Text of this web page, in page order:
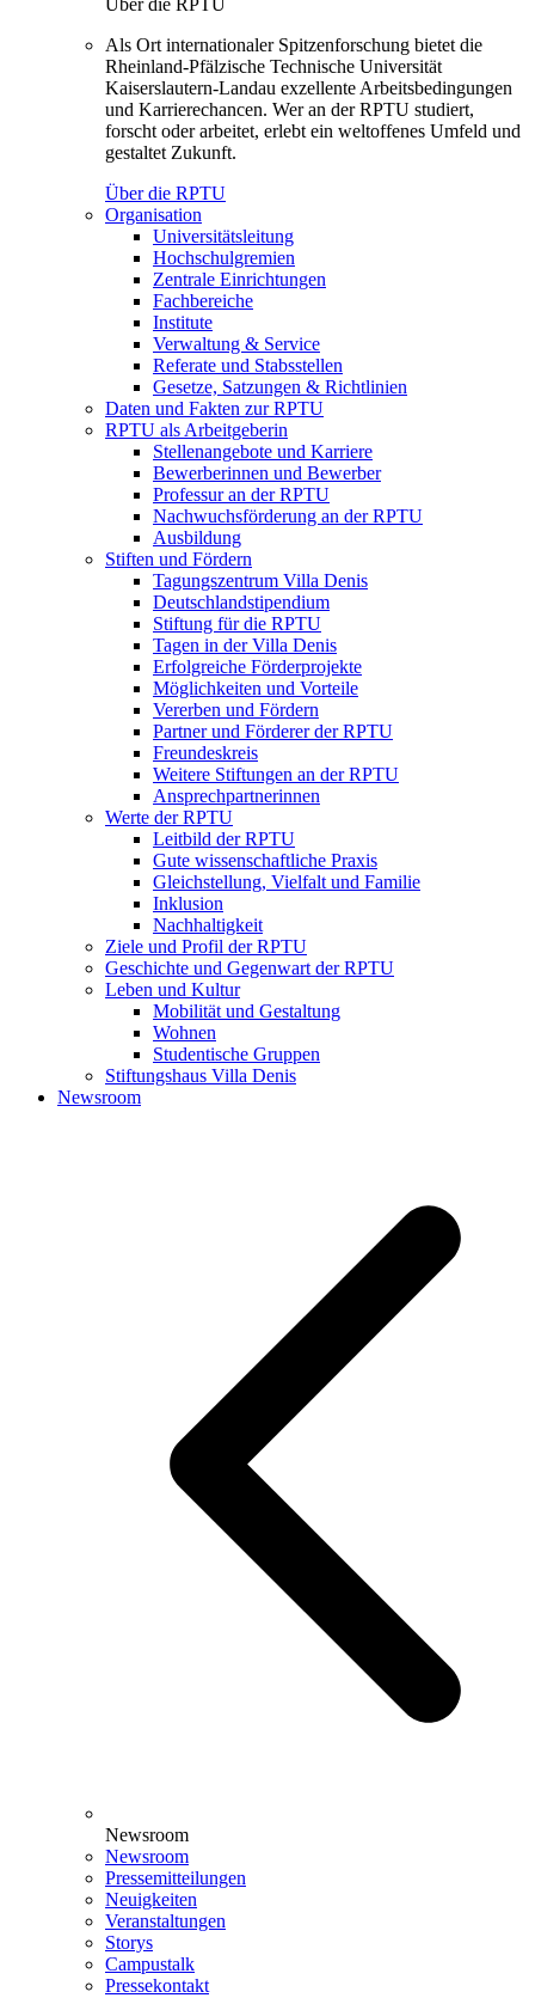
Als Ort internationaler Spitzenforschung bietet die
Rheinland-Pfälzische Technische Universität
Kaiserslautern-Landau exzellente Arbeitsbedingungen
und Karrierechancen. Wer an der RPTU studiert,
forscht oder arbeitet, erlebt ein weltoffenes Umfeld und
gestaltet Zukunft.
Über die RPTU
Organisation
Universitätsleitung
Hochschulgremien
Zentrale Einrichtungen
Fachbereiche
Institute
Verwaltung & Service
Referate und Stabsstellen
Gesetze, Satzungen & Richtlinien
Daten und Fakten zur RPTU
RPTU als Arbeitgeberin
Stellenangebote und Karriere
Bewerberinnen und Bewerber
Professur an der RPTU
Nachwuchsförderung an der RPTU
Ausbildung
Stiften und Fördern
Tagungszentrum Villa Denis
Deutschlandstipendium
Stiftung für die RPTU
Tagen in der Villa Denis
Erfolgreiche Förderprojekte
Möglichkeiten und Vorteile
Vererben und Fördern
Partner und Förderer der RPTU
Freundeskreis
Weitere Stiftungen an der RPTU
Ansprechpartnerinnen
Werte der RPTU
Leitbild der RPTU
Gute wissenschaftliche Praxis
Gleichstellung, Vielfalt und Familie
Inklusion
Nachhaltigkeit
Ziele und Profil der RPTU
Geschichte und Gegenwart der RPTU
Leben und Kultur
Mobilität und Gestaltung
Wohnen
Studentische Gruppen
Stiftungshaus Villa Denis
Newsroom
Newsroom
Newsroom
Pressemitteilungen
Neuigkeiten
Veranstaltungen
Storys
Campustalk
Pressekontakt